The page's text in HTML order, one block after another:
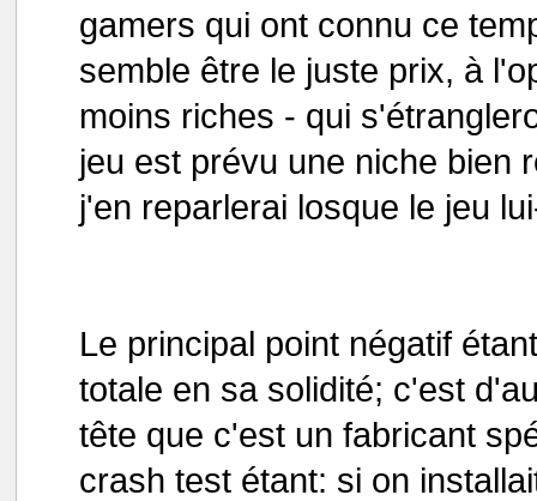
gamers qui ont connu ce
semble être le juste prix, à
moins riches - qui
jeu est prévu une niche bien
j'en reparlerai losque le jeu
Le principal point négatif
totale en sa solidité; c'est
tête que c'est un fabricant
crash test étant: si on